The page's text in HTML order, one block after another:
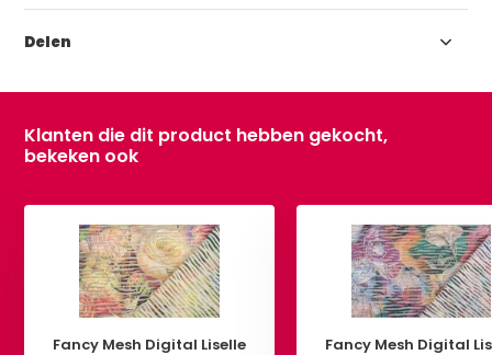
Delen
Klanten die dit product hebben gekocht,
bekeken ook
Fancy Mesh Digital Liselle Fancy Mesh Digital